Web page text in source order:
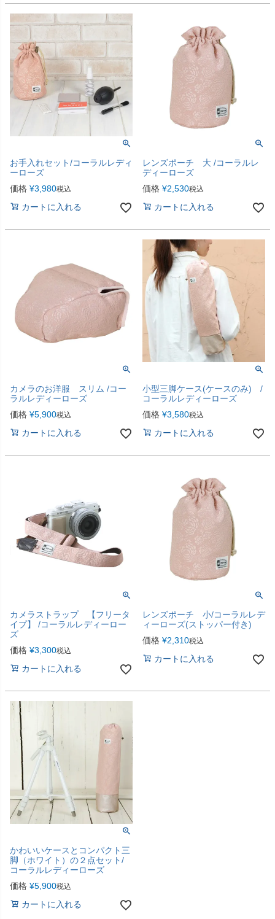
お手入れセット/コーラルレディ
ーローズ
価格 ¥3,980税込
カートに入れる
レンズポーチ 大 /コーラルレ
ディーローズ
価格 ¥2,530税込
カートに入れる
カメラのお洋服 スリム /コー
ラルレディーローズ
価格 ¥5,900税込
カートに入れる
小型三脚ケース(ケースのみ) /
コーラルレディーローズ
価格 ¥3,580税込
カートに入れる
カメラストラップ 【フリータ
イプ】 /コーラルレディーロー
ズ
価格 ¥3,300税込
カートに入れる
レンズポーチ 小/コーラルレデ
ィーローズ(ストッパー付き)
価格 ¥2,310税込
カートに入れる
かわいいケースとコンパクト三
脚（ホワイト）の２点セット/
コーラルレディーローズ
価格 ¥5,900税込
カートに入れる